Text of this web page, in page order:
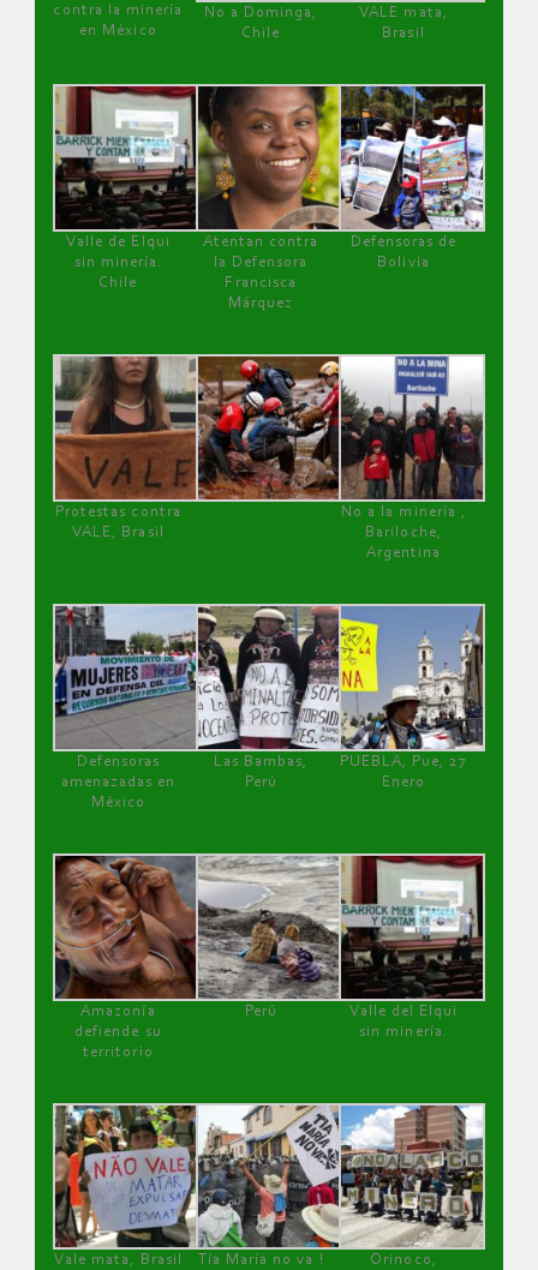
contra la minería
en México
No a Dominga,
Chile
VALE mata,
Brasil
Valle de Elqui
sin minería.
Chile
Atentan contra
la Defensora
Francisca
Márquez
Defensoras de
Bolivia
Protestas contra
VALE, Brasil
No a la minería ,
Bariloche,
Argentina
Defensoras
amenazadas en
México
Las Bambas,
Perú
PUEBLA, Pue, 27
Enero
Amazonía
defiende su
territorio
Perú
Valle del Elqui
sin minería.
Vale mata, Brasil Tía María no va ! Orinoco,